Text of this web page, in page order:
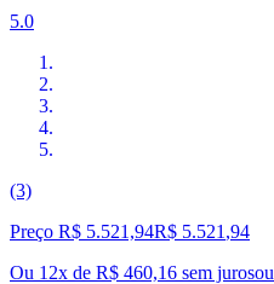
5.0
(3)
Preço R$ 5.521,94R$ 5.521 ,94
Ou 12x de R$ 460,16 sem jurosou